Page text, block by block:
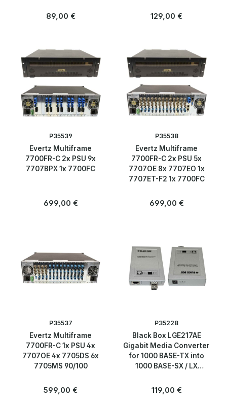
HDD Rahmen
KVM
PDU
Rails
Server Schrank
Terminal Server
USV/UPS
Speicherlösungen & SSDs
Telekommunikation
Regulärer Preis:
89,00 € Regulärer Preis:
129,00 €
P35539
Evertz Multiframe
7700FR-C 2x PSU 9x
7707BPX 1x 7700FC
Regulärer Preis:
699,00 €
P35538
Evertz Multiframe
7700FR-C 2x PSU 5x
7707OE 8x 7707EO 1x
7707ET-F2 1x 7700FC
Regulärer Preis:
699,00 €
P35537
Evertz Multiframe
7700FR-C 1x PSU 4x
7707OE 4x 7705DS 6x
7705MS 90/100
Regulärer Preis:
599,00 €
P35228
Black Box LGE217AE
Gigabit Media Converter
for 1000 BASE-TX into
1000 BASE-SX / LX
Regulärer Preis:
119,00 €